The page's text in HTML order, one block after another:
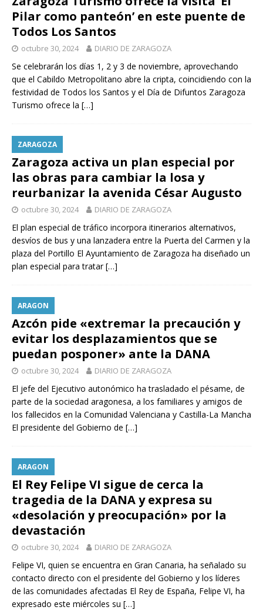
Pilar como panteón’ en este puente de
Todos Los Santos
octubre 30, 2024 DIARIO DE ZARAGOZA
Se celebrarán los días 1, 2 y 3 de noviembre, aprovechando
que el Cabildo Metropolitano abre la cripta, coincidiendo con la
festividad de Todos los Santos y el Día de Difuntos Zaragoza
Turismo ofrece la […]
ZARAGOZA
Zaragoza activa un plan especial por
las obras para cambiar la losa y
reurbanizar la avenida César Augusto
octubre 30, 2024 DIARIO DE ZARAGOZA
El plan especial de tráfico incorpora itinerarios alternativos,
desvíos de bus y una lanzadera entre la Puerta del Carmen y la
plaza del Portillo El Ayuntamiento de Zaragoza ha diseñado un
plan especial para tratar[…]
ARAGON
Azcón pide «extremar la precaución y
evitar los desplazamientos que se
puedan posponer» ante la DANA
octubre 30, 2024 DIARIO DE ZARAGOZA
El jefe del Ejecutivo autonómico ha trasladado el pésame, de
parte de la sociedad aragonesa, a los familiares y amigos de
los fallecidos en la Comunidad Valenciana y Castilla-La Mancha
El presidente del Gobierno de […]
ARAGON
El Rey Felipe VI sigue de cerca la
tragedia de la DANA y expresa su
«desolación y preocupación» por la
devastación
octubre 30, 2024 DIARIO DE ZARAGOZA
Felipe VI, quien se encuentra en Gran Canaria, ha señalado su
contacto directo con el presidente del Gobierno y los líderes
de las comunidades afectadas El Rey de España, Felipe VI, ha
expresado este miércoles su […]